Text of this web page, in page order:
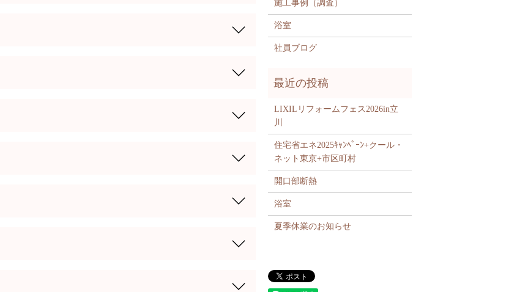
施工事例（調査）
浴室
社員ブログ
LIXILリフォームフェス2026in立
川
住宅省エネ2025ｷｬﾝﾍﾟｰﾝ+クール・
ネット東京+市区町村
開口部断熱
浴室
夏季休業のお知らせ